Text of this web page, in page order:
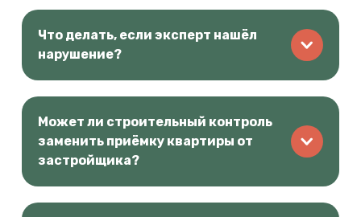
Что делать, если эксперт нашёл
нарушение?
Может ли строительный контроль
заменить приёмку квартиры от
застройщика?